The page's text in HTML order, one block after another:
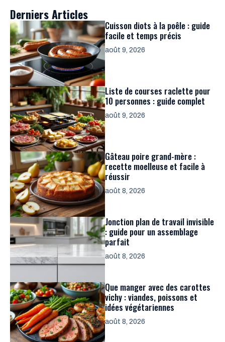
Derniers Articles
Cuisson diots à la poêle : guide
facile et temps précis
août 9, 2026
Liste de courses raclette pour
10 personnes : guide complet
août 9, 2026
Gâteau poire grand-mère :
recette moelleuse et facile à
réussir
août 8, 2026
Jonction plan de travail invisible
: guide pour un assemblage
parfait
août 8, 2026
Que manger avec des carottes
vichy : viandes, poissons et
idées végétariennes
août 8, 2026